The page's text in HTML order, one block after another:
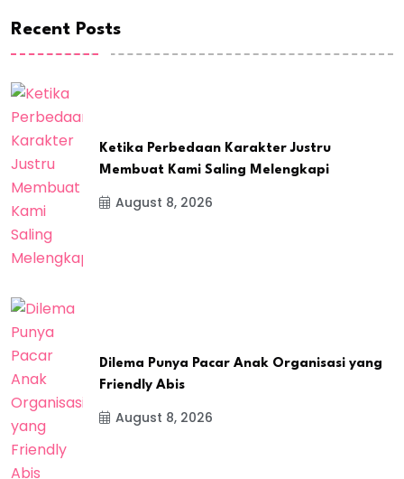
Recent Posts
Ketika Perbedaan Karakter Justru
Membuat Kami Saling Melengkapi
August 8, 2026
Dilema Punya Pacar Anak Organisasi yang
Friendly Abis
August 8, 2026